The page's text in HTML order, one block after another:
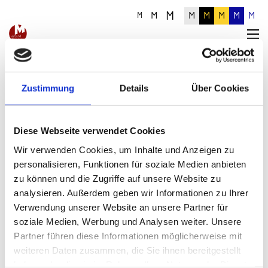
Zustimmung Details Über Cookies
Diese Webseite verwendet Cookies
Wir verwenden Cookies, um Inhalte und Anzeigen zu
personalisieren, Funktionen für soziale Medien anbieten
zu können und die Zugriffe auf unsere Website zu
analysieren. Außerdem geben wir Informationen zu Ihrer
Verwendung unserer Website an unsere Partner für
soziale Medien, Werbung und Analysen weiter. Unsere
Partner führen diese Informationen möglicherweise mit
weiteren Daten zusammen, die Sie ihnen bereitgestellt
M M M M M M M M
Gewürzregal abzugeben
Veröffentlicht am 05.05.2026
Folgender
Einrichtungsgegenstand wird
an Museen abgegeben:
Gewürzregal (siehe Bild)